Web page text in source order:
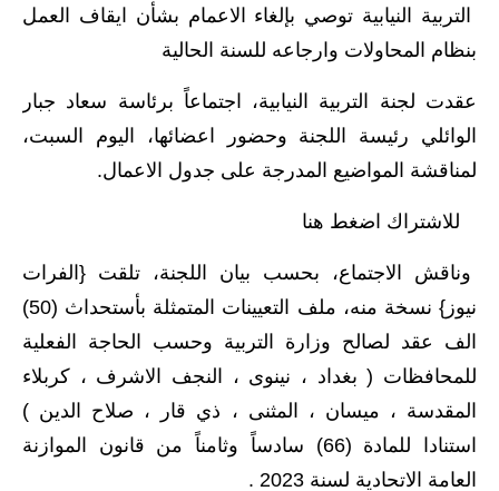
الاخبار الاقتصادية
المدارس
اخبار وقرارات وزارة التربية
المرحلة الابتدائية
المرحلة المتوسطة
المرحلة الاعدادية
اسئلة وزارية
التربية النيابية توصي بإلغاء الاعمام بشأن ايقاف العمل
بنظام المحاولات وارجاعه للسنة الحالية
عقدت لجنة التربية النيابية، اجتماعاً برئاسة سعاد جبار
الوائلي رئيسة اللجنة وحضور اعضائها، اليوم السبت،
لمناقشة المواضيع المدرجة على جدول الاعمال.
للاشتراك اضغط هنا
وناقش الاجتماع، بحسب بيان اللجنة، تلقت {الفرات
نيوز} نسخة منه، ملف التعيينات المتمثلة بأستحداث (50)
الف عقد لصالح وزارة التربية وحسب الحاجة الفعلية
للمحافظات ( بغداد ، نينوى ، النجف الاشرف ، كربلاء
المقدسة ، ميسان ، المثنى ، ذي قار ، صلاح الدين )
استنادا للمادة (66) سادساً وثامناً من قانون الموازنة
العامة الاتحادية لسنة 2023 .